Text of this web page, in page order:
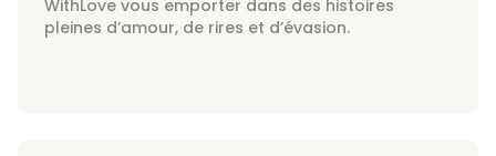
WithLove vous emporter dans des histoires
pleines d’amour, de rires et d’évasion.